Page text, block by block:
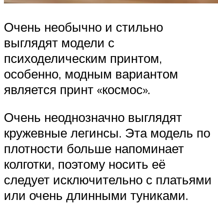
Очень необычно и стильно
выглядят модели с
психоделическим принтом,
особенно, модным вариантом
является принт «космос».
Очень неоднозначно выглядят
кружевные легинсы. Эта модель по
плотности больше напоминает
колготки, поэтому носить её
следует исключительно с платьями
или очень длинными туниками.